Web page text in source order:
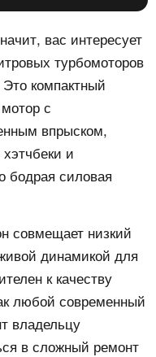
вас интересует
турбомоторов
Это компактный
с
впрыском,
и
бодрая силовая
совмещает низкий
динамикой для
к качеству
любой современный
владельцу
в сложный ремонт